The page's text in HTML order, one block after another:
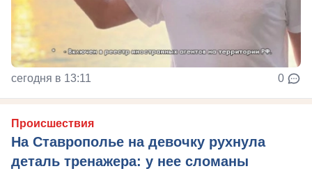
сегодня в 13:11 0
Происшествия
На Ставрополье на девочку рухнула
деталь тренажера: у нее сломаны